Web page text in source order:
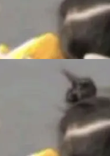
(vf_frc
和直
器 AP
did 8T
+ 3T
着 #
热搜——
操
10.1
PINE
compat
营销平
行业开
领域的